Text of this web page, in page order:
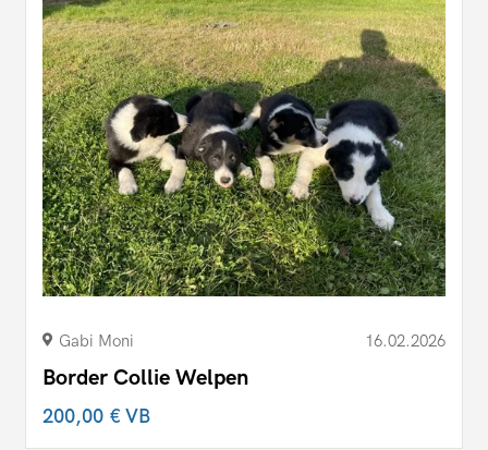
Gabi Moni 16.02.2026
Border Collie Welpen
200,00 €VB